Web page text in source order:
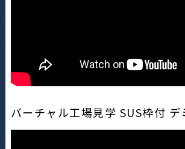
バーチャル工場見学 SUS枠付 デ